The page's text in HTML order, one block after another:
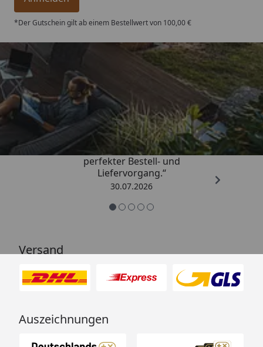
*Der Gutschein gilt ab einem Bestellwert von 100,00 €
Trusted Shops
4,76/ 5
„Qualitativ sehr gute Ware und ein
perfekter Bestell- und
Liefervorgang.“
30.07.2026
Versand
Auszeichnungen